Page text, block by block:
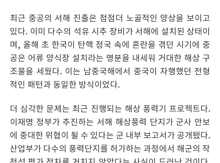
최근 중공의 서해 진출은 점점더 노골적인 양상을 보이고
있다. 이미 다수의 석유 시추 장비가 서해에 설치된 상태이
며, 올해 초 한국이 탄핵 정국 속에 혼란을 겪던 시기에 중
공은 어류 양식장 설치라는 명분을 내세워 거대한 해상 구
조물을 세웠다. 이는 남중국해에서 중국이 자행했던 전형
적인 패턴과 동일한 방식이었다.
더 심각한 문제는 최근 진행되는 해상 풍력기 프로젝트다.
이재명 정부가 추진하는 서해 해상풍력 단지가 군사 안보
에 중대한 위협이 될 수 있다는 군 내부 보고서가 공개됐다.
산업부가 다수의 풍력단지를 허가하는 과정에서 해군의 작